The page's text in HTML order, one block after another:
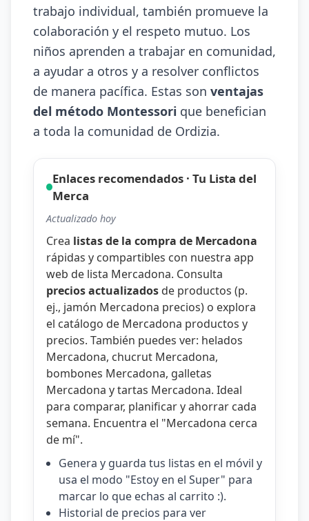
trabajo individual, también promueve la
colaboración y el respeto mutuo. Los
niños aprenden a trabajar en comunidad,
a ayudar a otros y a resolver conflictos
de manera pacífica. Estas son ventajas
del método Montessori que benefician
a toda la comunidad de Ordizia.
Enlaces recomendados · Tu Lista del
Merca
Actualizado hoy
Crea listas de la compra de Mercadona
rápidas y compartibles con nuestra app
web de lista Mercadona. Consulta
precios actualizados de productos (p.
ej., jamón Mercadona precios) o explora
el catálogo de Mercadona productos y
precios. También puedes ver: helados
Mercadona, chucrut Mercadona,
bombones Mercadona, galletas
Mercadona ytartas Mercadona. Ideal
para comparar, planificar y ahorrar cada
semana. Encuentra el "Mercadona cerca
de mí".
Genera y guarda tus listas en el móvil y
usa el modo "Estoy en el Super" para
marcar lo que echas al carrito :).
Historial de precios para ver